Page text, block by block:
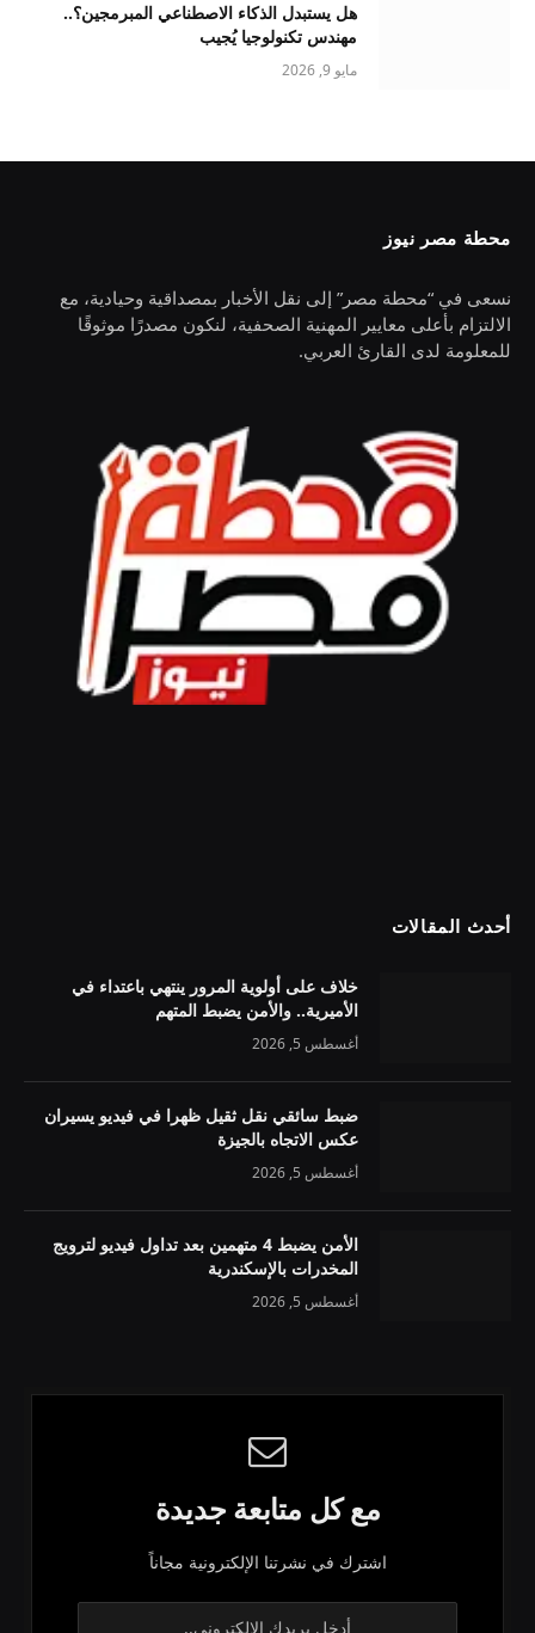
هل يستبدل الذكاء الاصطناعي المبرمجين؟..
مهندس تكنولوجيا يُجيب
مايو 9, 2026
محطة مصر نيوز
نسعى في “محطة مصر” إلى نقل الأخبار بمصداقية وحيادية، مع
الالتزام بأعلى معايير المهنية الصحفية، لنكون مصدرًا موثوقًا
للمعلومة لدى القارئ العربي.
أحدث المقالات
خلاف على أولوية المرور ينتهي باعتداء في
الأميرية.. والأمن يضبط المتهم
أغسطس 5, 2026
ضبط سائقي نقل ثقيل ظهرا في فيديو يسيران
عكس الاتجاه بالجيزة
أغسطس 5, 2026
الأمن يضبط 4 متهمين بعد تداول فيديو لترويج
المخدرات بالإسكندرية
أغسطس 5, 2026
مع كل متابعة جديدة
اشترك في نشرتنا الإلكترونية مجاناً